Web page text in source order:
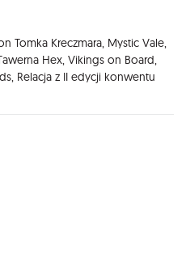
Tomka Kreczmara, Mystic Vale,
Hex, Vikings on Board,
Relacja z II edycji konwentu